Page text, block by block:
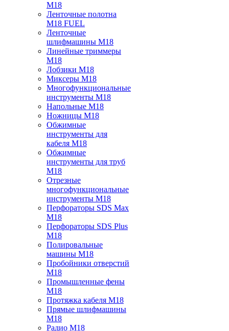
M18
Ленточные полотна
M18 FUEL
Ленточные
шлифмашины M18
Линейные триммеры
M18
Лобзики M18
Миксеры M18
Многофункциональные
инструменты M18
Напольные M18
Ножницы M18
Обжимные
инструменты для
кабеля M18
Обжимные
инструменты для труб
M18
Отрезные
многофункциональные
инструменты M18
Перфораторы SDS Max
M18
Перфораторы SDS Plus
M18
Полировальные
машины M18
Пробойники отверстий
M18
Промышленные фены
M18
Протяжка кабеля M18
Прямые шлифмашины
M18
Радио M18